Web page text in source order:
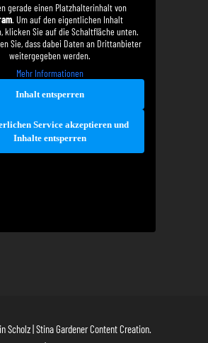
gerade einen Platzhalterinhalt von
. Um auf den eigentlichen Inhalt
klicken Sie auf die Schaltfläche unten.
Sie, dass dabei Daten an Drittanbieter
weitergegeben werden.
Mehr Informationen
Inhalt entsperren
Service akzeptieren und
Inhalte entsperren
| Stina Gardener Content Creation.